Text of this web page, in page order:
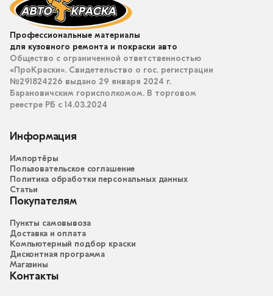
Профессиональные материалы
для кузовного ремонта и покраски авто
Общество с ограниченной ответственностью
«ПроКраски». Свидетельство о гос. регистрации
№291824226 выдано 29 января 2024 г.
Барановичским горисполкомом. В торговом
реестре РБ с 14.03.2024
Информация
Импортёры
Пользовательское соглашение
Политика обработки персональных данных
Статьи
Покупателям
Пункты самовывоза
Доставка и оплата
Компьютерный подбор краски
Дисконтная программа
Магазины
Контакты